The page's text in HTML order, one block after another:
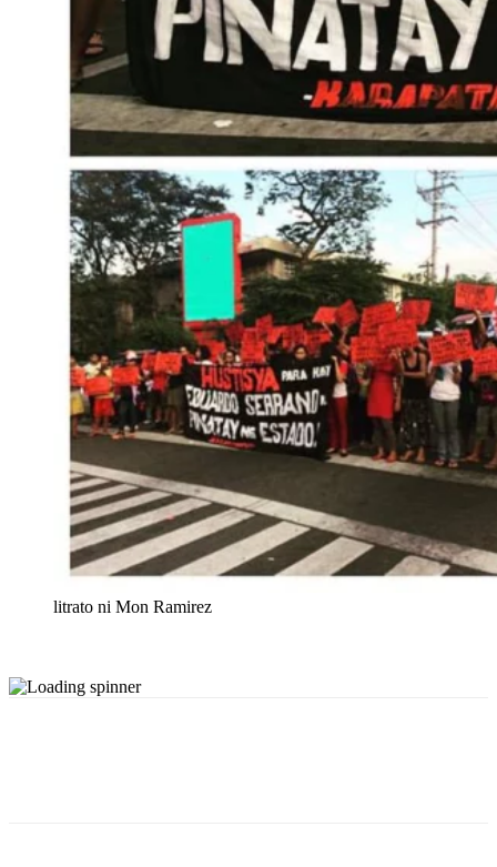
litrato ni Mon Ramirez